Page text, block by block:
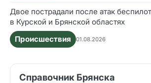
Двое пострадали после атак
в Курской и Брянской областях
Происшествия
01.08.2026
Справочник Брянска